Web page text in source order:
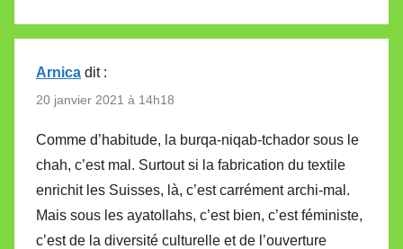
Arnica dit :
20 janvier 2021 à 14h18
Comme d’habitude, la burqa-niqab-tchador sous le
chah, c’est mal. Surtout si la fabrication du textile
enrichit les Suisses, là, c’est carrément archi-mal.
Mais sous les ayatollahs, c’est bien, c’est féministe,
c’est de la diversité culturelle et de l’ouverture